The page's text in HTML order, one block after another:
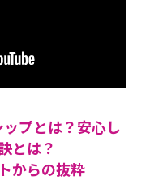
プとは？安心し
とは？
からの抜粋